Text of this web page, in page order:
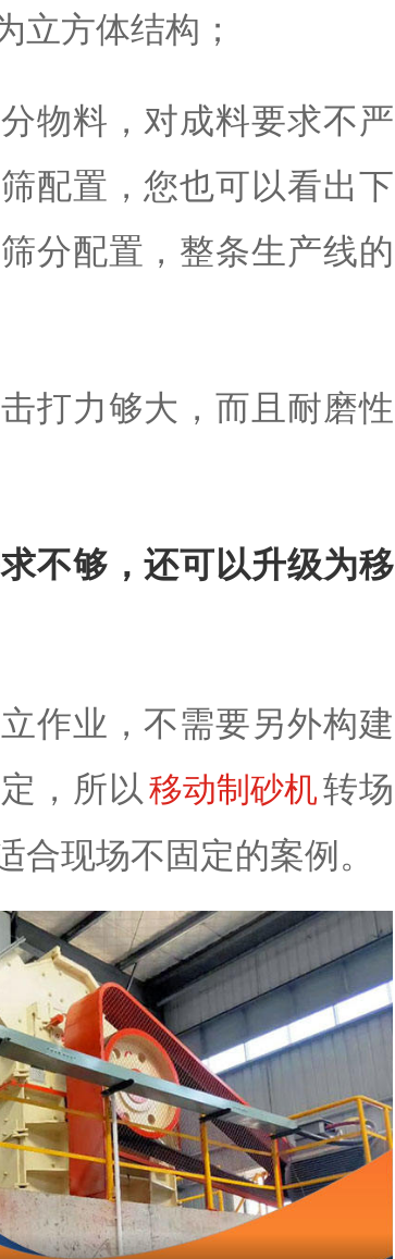
立方体结构；
物料，对成料要求不严
配置，您也可以看出下
分配置，整条生产线的
打力够大，而且耐磨性
不够，还可以升级为移
作业，不需要另外构建
，所以移动制砂机转场
现场不固定的案例。